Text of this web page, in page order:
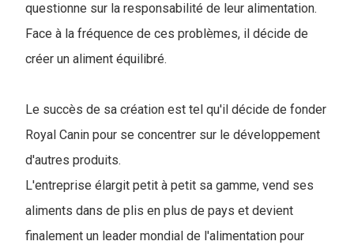
questionne sur la responsabilité de leur alimentation.
Face à la fréquence de ces problèmes, il décide de
créer un aliment équilibré.
Le succès de sa création est tel qu'il décide de fonder
Royal Canin pour se concentrer sur le développement
d'autres produits.
L'entreprise élargit petit à petit sa gamme, vend ses
aliments dans de plis en plus de pays et devient
finalement un leader mondial de l'alimentation pour